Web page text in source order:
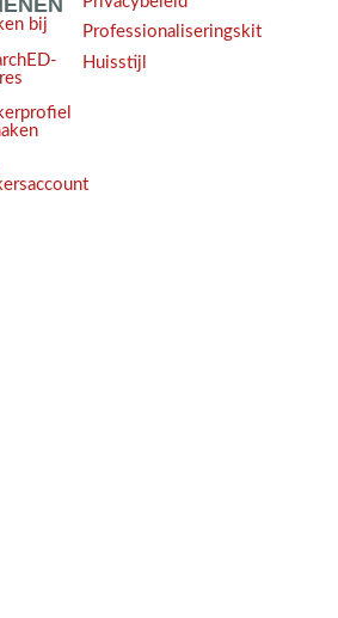
bij
Professionaliseringskit
Huisstijl